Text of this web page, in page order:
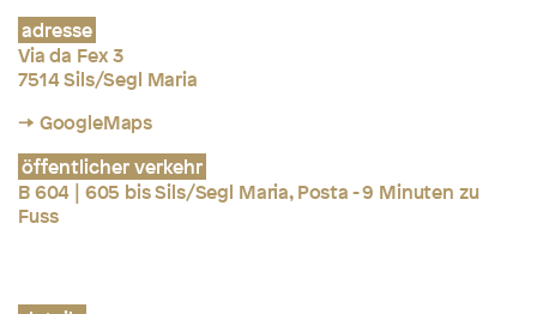
adresse
Via da Fex 3
7514 Sils/Segl Maria
→ GoogleMaps
öffentlicher verkehr
B 604 | 605 bis Sils/Segl Maria, Posta - 9 Minuten zu
Fuss